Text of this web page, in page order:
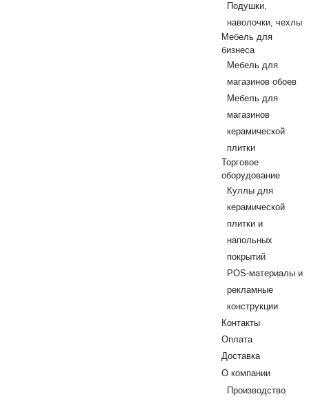
Подушки,
наволочки, чехлы
Мебель для
бизнеса
Мебель для
магазинов обоев
Мебель для
магазинов
керамической
плитки
Торговое
оборудование
Куллы для
керамической
плитки и
напольных
покрытий
POS-материалы и
рекламные
конструкции
Контакты
Оплата
Доставка
О компании
Производство